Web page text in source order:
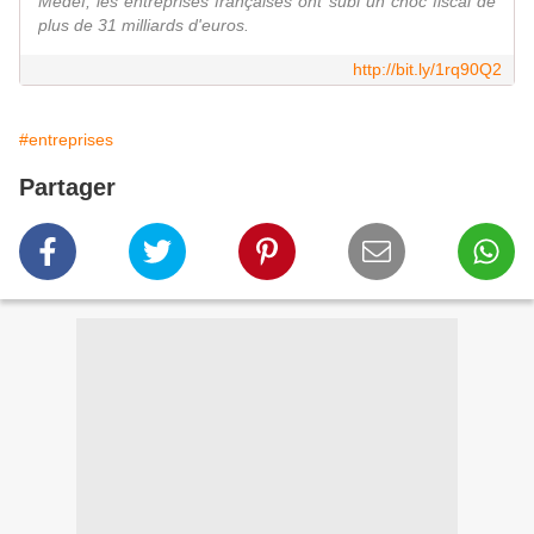
plus de 31 milliards d'euros.
http://bit.ly/1rq90Q2
#entreprises
Partager